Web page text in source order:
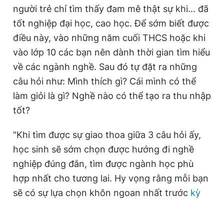
người trẻ chỉ tìm thấy đam mê thật sự khi… đã
tốt nghiệp đại học, cao học. Để sớm biết được
điều này, vào những năm cuối THCS hoặc khi
vào lớp 10 các bạn nên dành thời gian tìm hiểu
về các ngành nghề. Sau đó tự đặt ra những
câu hỏi như: Mình thích gì? Cái mình có thể
làm giỏi là gì? Nghề nào có thể tạo ra thu nhập
tốt?
"Khi tìm được sự giao thoa giữa 3 câu hỏi ấy,
học sinh sẽ sớm chọn được hướng đi nghề
nghiệp đúng đắn, tìm được ngành học phù
hợp nhất cho tương lai. Hy vọng rằng mỗi bạn
sẽ có sự lựa chọn khôn ngoan nhất trước kỳ